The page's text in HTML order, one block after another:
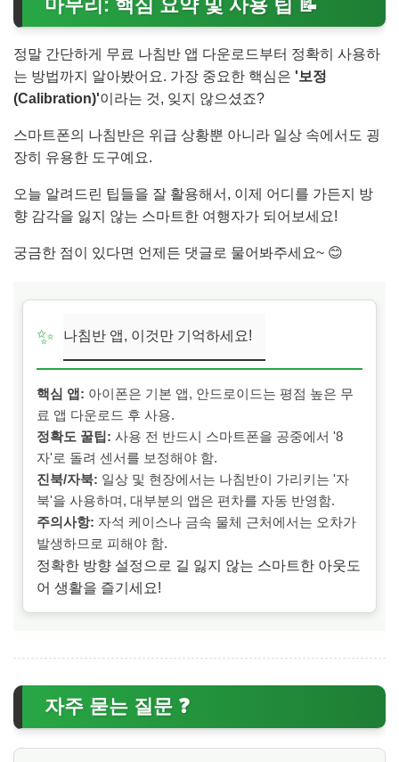
마무리: 핵심 요약 및 사용 팁 📝
정말 간단하게 무료 나침반 앱 다운로드부터 정확히 사용하
는 방법까지 알아봤어요. 가장 중요한 핵심은 '보정
(Calibration)'이라는 것, 잊지 않으셨죠?
스마트폰의 나침반은 위급 상황뿐 아니라 일상 속에서도 굉
장히 유용한 도구예요.
오늘 알려드린 팁들을 잘 활용해서, 이제 어디를 가든지 방
향 감각을 잃지 않는 스마트한 여행자가 되어보세요!
궁금한 점이 있다면 언제든 댓글로 물어봐주세요~ 😊
✨ 나침반 앱, 이것만 기억하세요!
핵심 앱: 아이폰은 기본 앱, 안드로이드는 평점 높은 무
료 앱 다운로드 후 사용.
정확도 꿀팁: 사용 전 반드시 스마트폰을 공중에서 '8
자'로 돌려 센서를 보정해야 함.
진북/자북: 일상 및 현장에서는 나침반이 가리키는 '자
북'을 사용하며, 대부분의 앱은 편차를 자동 반영함.
주의사항: 자석 케이스나 금속 물체 근처에서는 오차가
발생하므로 피해야 함.
정확한 방향 설정으로 길 잃지 않는 스마트한 아웃도
어 생활을 즐기세요!
자주 묻는 질문 ❓